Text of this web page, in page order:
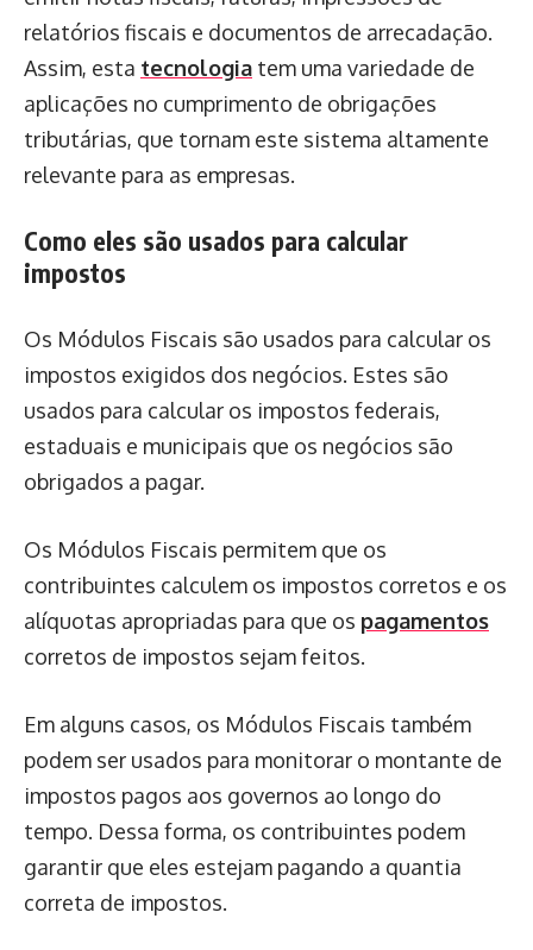
relatórios fiscais e documentos de arrecadação.
Assim, esta tecnologia tem uma variedade de
aplicações no cumprimento de obrigações
tributárias, que tornam este sistema altamente
relevante para as empresas.
Como eles são usados para calcular
impostos
Os Módulos Fiscais são usados para calcular os
impostos exigidos dos negócios. Estes são
usados para calcular os impostos federais,
estaduais e municipais que os negócios são
obrigados a pagar.
Os Módulos Fiscais permitem que os
contribuintes calculem os impostos corretos e os
alíquotas apropriadas para que os pagamentos
corretos de impostos sejam feitos.
Em alguns casos, os Módulos Fiscais também
podem ser usados ​​para monitorar o montante de
impostos pagos aos governos ao longo do
tempo. Dessa forma, os contribuintes podem
garantir que eles estejam pagando a quantia
correta de impostos.